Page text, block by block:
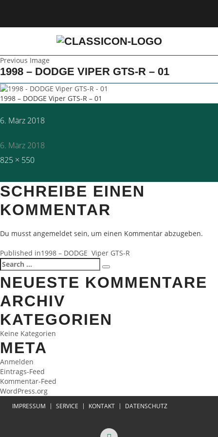
Previous Image
1998 – DODGE VIPER GTS-R – 01
1998 – DODGE Viper GTS-R – 01
Posted
6. März 2018
6. März 2018
Full
825 × 550
SCHREIBE EINEN
KOMMENTAR
Du musst angemeldet sein, um einen Kommentar abzugeben.
BEITRAGSNAVIGATION
Published in1998 – DODGE Viper GTS-R
Search
for:
Search
NEUESTE KOMMENTARE
ARCHIV
KATEGORIEN
Keine Kategorien
META
Anmelden
Eintrags-Feed
Kommentar-Feed
WordPress.org
IMPRESSUM SERVICE KONTAKT DATENSCHUTZ